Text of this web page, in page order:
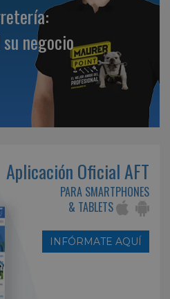
negocio
Aplicación Oficial AFT
PARA SMARTPHONES
& TABLETS
INFÓRMATE AQUÍ